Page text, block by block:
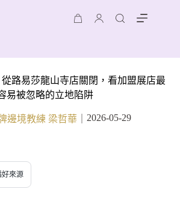
路易莎龍山寺店關閉，看加盟展店最
易被忽略的立地陷阱
邊境教練 梁哲華 2026-05-29
好來源